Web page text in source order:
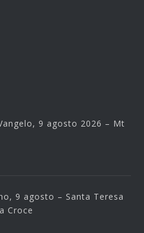
9 agosto 2026 – Mt
9 agosto – Santa Teresa
Croce